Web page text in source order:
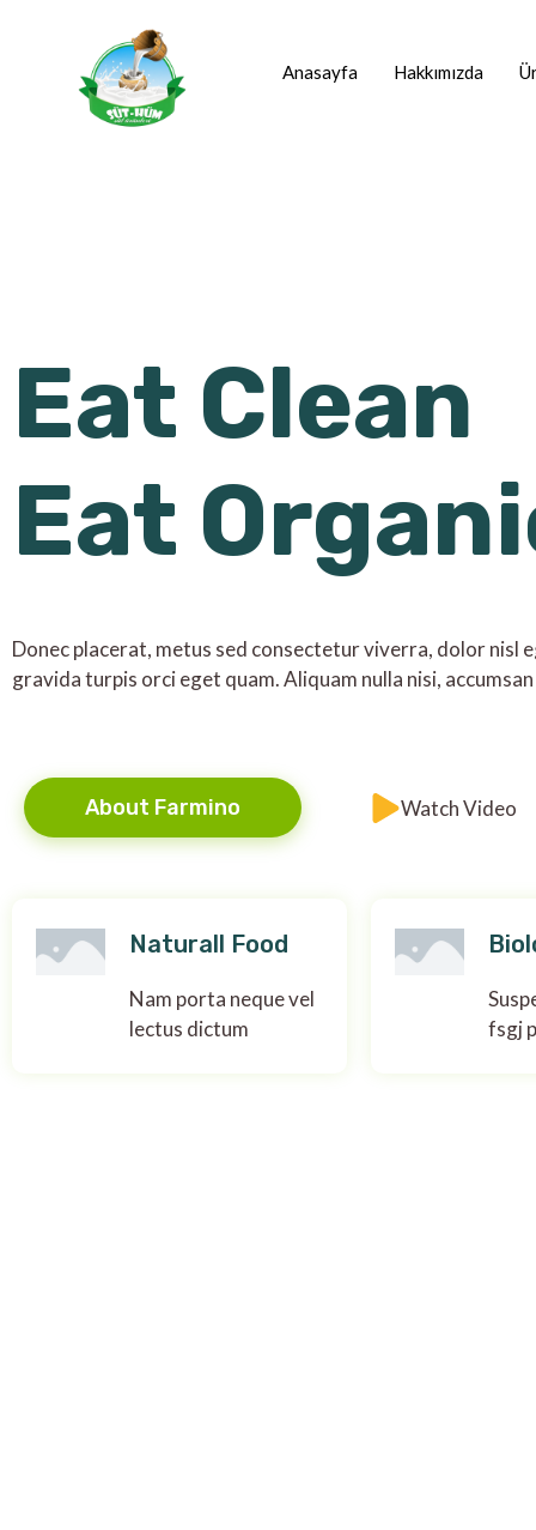
Anasayfa Hakkımızda
Eat Clean
Eat
Donec placerat, metus sed consectetur viverra, dolor nisl
gravida turpis orci eget quam. Aliquam nulla nisi,
About Farmino Watch Video
Naturall Food
Nam porta neque vel
lectus dictum
fsgj